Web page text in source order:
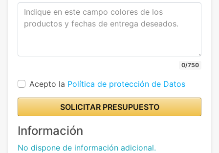
0/750
Acepto la Política de protección de Datos
SOLICITAR PRESUPUESTO
Información
No dispone de información adicional.